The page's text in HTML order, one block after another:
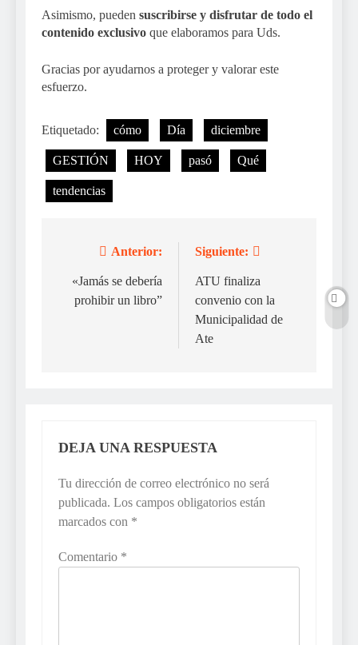
Asimismo, pueden suscribirse y disfrutar de todo el
contenido exclusivo que elaboramos para Uds.
Gracias por ayudarnos a proteger y valorar este
esfuerzo.
Etiquetado: cómo Día diciembre
GESTIÓN HOY pasó Qué
tendencias
Navegación
de
entradas
Anterior:
«Jamás se debería
prohibir un libro”
Siguiente:
ATU finaliza
convenio con la
Municipalidad de
Ate
DEJA UNA RESPUESTA
Tu dirección de correo electrónico no será
publicada. Los campos obligatorios están
marcados con *
Comentario *